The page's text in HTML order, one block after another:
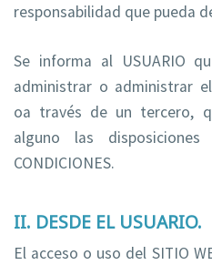
responsabilidad que pueda
Se informa al USUARIO
administrar o administrar
oa través de un tercero,
alguno las
CONDICIONES.
II. DESDE EL USUARIO.
El acceso o uso del SITIO